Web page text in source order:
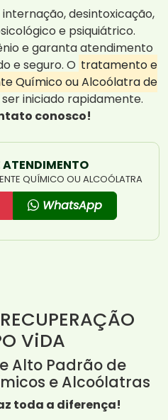
desintoxicação,
e psiquiátrico.
e garanta atendimento
e seguro. O tratamento e
Químico ou Alcoólatra de
iniciado rapidamente.
conosco!
ATENDIMENTO
QUÍMICO OU ALCOÓLATRA
WhatsApp
ViDA
Alto Padrão de
e Alcoólatras
toda a diferença!